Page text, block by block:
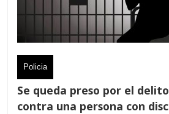
Policia
Se queda preso por el
contra una persona con